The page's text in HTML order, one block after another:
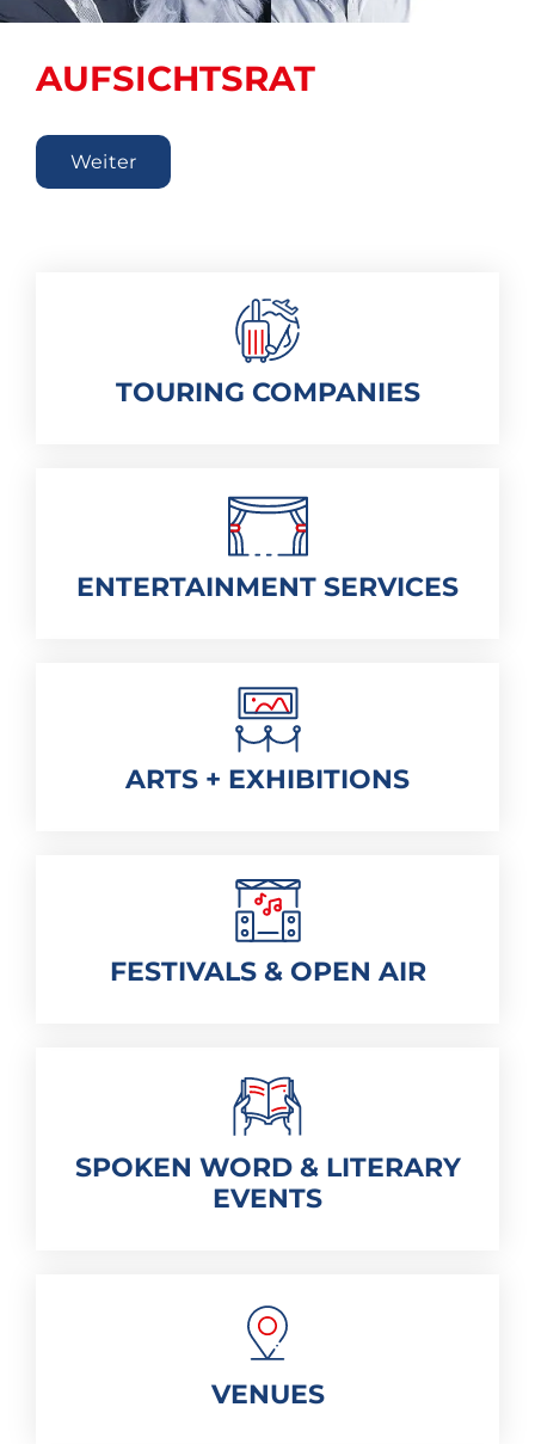
AUFSICHTSRAT
Weiter
TOURING COMPANIES
ENTERTAINMENT SERVICES
ARTS + EXHIBITIONS
FESTIVALS & OPEN AIR
SPOKEN WORD & LITERARY
EVENTS
VENUES